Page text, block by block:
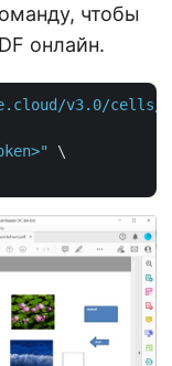
чтобы
онлайн.
v3.0/cells/
\